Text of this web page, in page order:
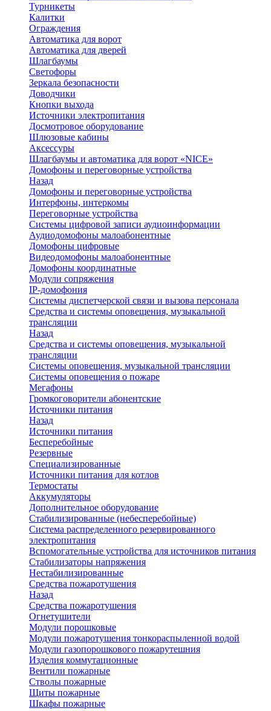
Турникеты
Калитки
Ограждения
Автоматика для ворот
Автоматика для дверей
Шлагбаумы
Светофоры
Зеркала безопасности
Доводчики
Кнопки выхода
Источники электропитания
Досмотровое оборудование
Шлюзовые кабины
Аксессуры
Шлагбаумы и автоматика для ворот «NICE»
Домофоны и переговорные устройства
Назад
Домофоны и переговорные устройства
Интерфоны, интеркомы
Переговорные устройства
Системы цифровой записи аудиоинформации
Аудиодомофоны малоабонентные
Домофоны цифровые
Видеодомофоны малоабонентные
Домофоны координатные
Модули сопряжения
IP-домофония
Системы диспетчерской связи и вызова персонала
Средства и системы оповещения, музыкальной
трансляции
Назад
Средства и системы оповещения, музыкальной
трансляции
Системы оповещения, музыкальной трансляции
Системы оповещения о пожаре
Мегафоны
Громкоговорители абонентские
Источники питания
Назад
Источники питания
Бесперебойные
Резервные
Специализированные
Источники питания для котлов
Термостаты
Аккумуляторы
Дополнительное оборудование
Стабилизированные (небесперебойные)
Система распределенного резервированного
электропитания
Вспомогательные устройства для источников питания
Стабилизаторы напряжения
Нестабилизированные
Средства пожаротушения
Назад
Средства пожаротушения
Огнетушители
Модули порошковые
Модули пожаротушения тонкораспыленной водой
Модули газопорошкового пожарутешния
Изделия коммутационные
Вентили пожарные
Стволы пожарные
Щиты пожарные
Шкафы пожарные